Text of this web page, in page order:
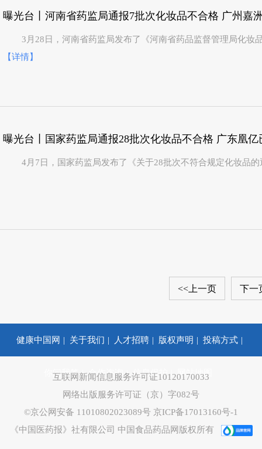
曝光台丨河南省药监局通报7批次化妆品不合格 广州嘉
3月28日，河南省药监局发布了《河南省药品监督管理局化妆
【详情】
曝光台丨国家药监局通报28批次化妆品不合格 广东凰亿
4月7日，国家药监局发布了《关于28批次不符合规定化妆品
<<上一页 下一
健康中国网 关于我们 人才招聘 版权声明 投稿方式
你问我答 合作咨询 信息保护 网站地图
互联网新闻信息服务许可证10120170033
网络出版服务许可证（京）字082号
©京公网安备 11010802023089号 京ICP备17013160号-1
《中国医药报》社有限公司 中国食品药品网版权所有